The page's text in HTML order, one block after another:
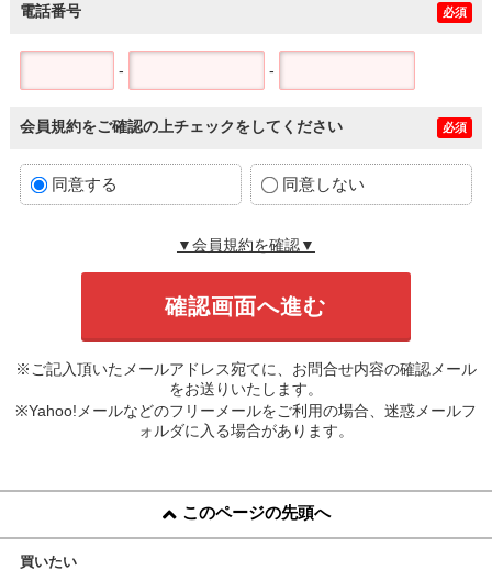
電話番号 必須
- -
会員規約をご確認の上チェックをしてください 必須
同意する 同意しない
▼会員規約を確認▼
※ご記入頂いたメールアドレス宛てに、お問合せ内容の確認メール
をお送りいたします。
※Yahoo!メールなどのフリーメールをご利用の場合、迷惑メールフ
ォルダに入る場合があります。
このページの先頭へ
買いたい